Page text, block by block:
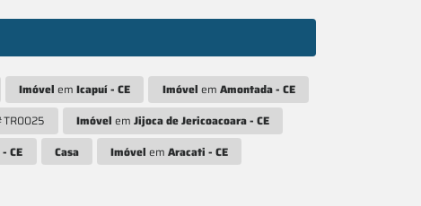
Imóvel emIcapuí - CE Imóvel em Amontada - CE
Imóvel em Jijoca de Jericoacoara - CE
CE Casa Imóvel emAracati - CE